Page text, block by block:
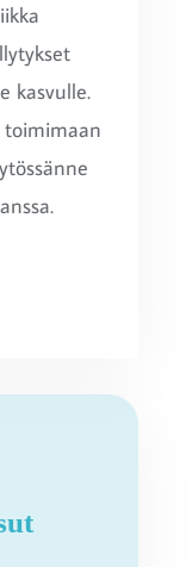
kasvulle.